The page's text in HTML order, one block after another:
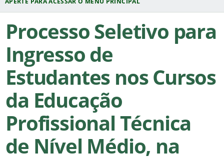
Processo Seletivo para
Ingresso de
Estudantes nos Cursos
da Educação
Profissional Técnica
de Nível Médio, na